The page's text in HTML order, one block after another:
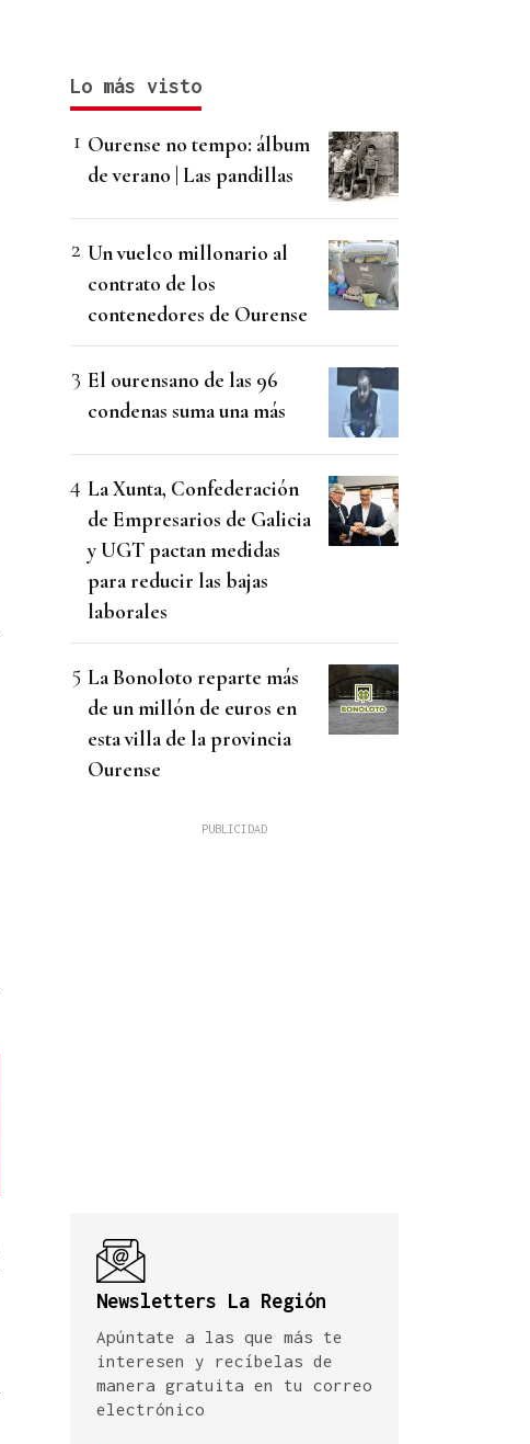
Lo más visto
Ourense no tempo: álbum
de verano | Las pandillas
Un vuelco millonario al
contrato de los
contenedores de Ourense
El ourensano de las 96
condenas suma una más
La Xunta, Confederación
de Empresarios de Galicia
y UGT pactan medidas
para reducir las bajas
laborales
La Bonoloto reparte más
de un millón de euros en
esta villa de la provincia
Ourense
Newsletters La Región
Apúntate a las que más te
interesen y recíbelas de
manera gratuita en tu correo
electrónico